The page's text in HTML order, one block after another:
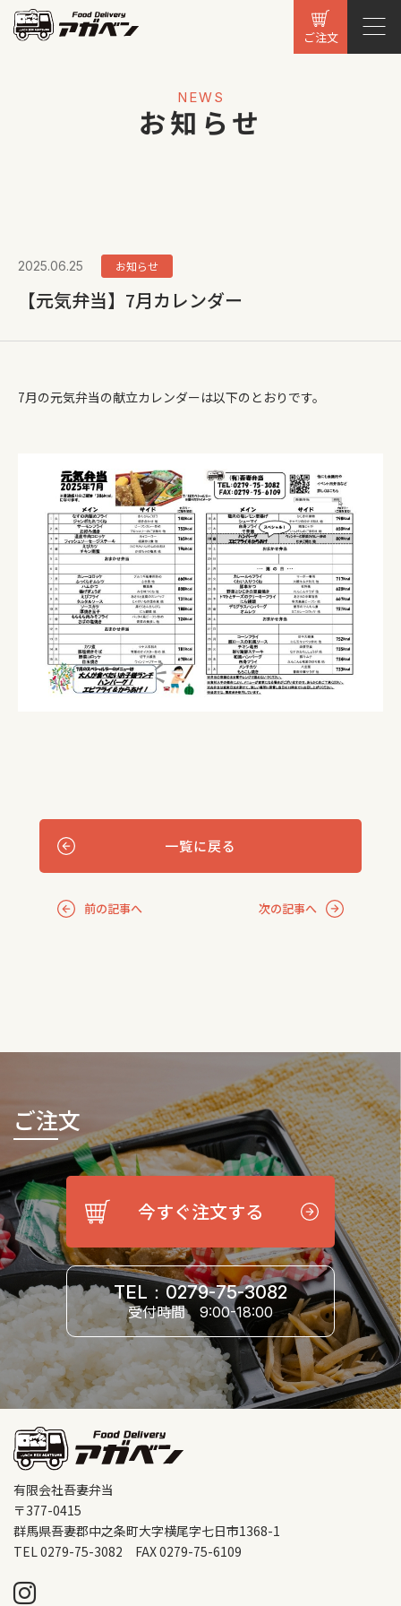
ご注文
NEWS
お知らせ
2025.06.25 お知らせ
【元気弁当】7月カレンダー
7月の元気弁当の献立カレンダーは以下のとおりです。
一覧に戻る
前の記事へ 次の記事へ
ご注文
今すぐ注文する
TEL：0279-75-3082
受付時間9:00-18:00
有限会社吾妻弁当
〒377-0415
群馬県吾妻郡中之条町大字横尾字七日市1368-1
TEL 0279-75-3082 FAX 0279-75-6109